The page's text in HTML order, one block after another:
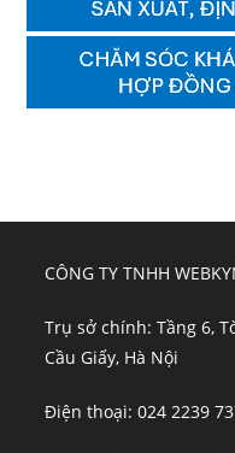
CÔNG TY TNHH
Trụ sở chính: Tầng 6,
Cầu Giấy, Hà Nội
Điện thoại: 024 2239